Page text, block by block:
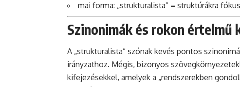
mai forma: „strukturalista” = struktúrákra
Szinonimák és rokon értelmű
A „strukturalista” szónak kevés pontos
irányzathoz. Mégis, bizonyos
kifejezésekkel, amelyek a „rendszerekben